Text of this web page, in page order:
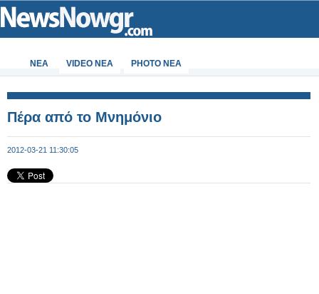
ΝΕΑ VIDEO NEA PHOTO NEA
Πέρα από το Μνημόνιο
2012-03-21 11:30:05